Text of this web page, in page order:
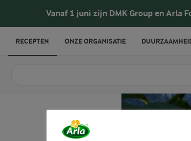
Vanaf 1 juni zijn DMK Group en Arla
RECEPTEN ONZE ORGANISATIE